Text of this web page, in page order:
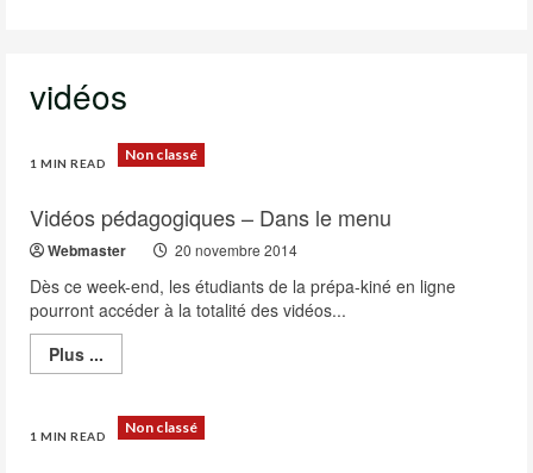
vidéos
1 MIN READ Non classé
Vidéos pédagogiques – Dans le menu
Webmaster 20 novembre 2014
Dès ce week-end, les étudiants de la prépa-kiné en ligne
pourront accéder à la totalité des vidéos...
Plus ...
more
pédagogiques
–
1 MIN READ Non classé